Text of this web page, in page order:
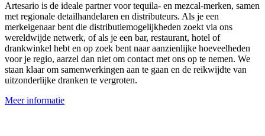
Artesario is de ideale partner voor tequila- en mezcal-merken, samen
met regionale detailhandelaren en distributeurs. Als je een
merkeigenaar bent die distributiemogelijkheden zoekt via ons
wereldwijde netwerk, of als je een bar, restaurant, hotel of
drankwinkel hebt en op zoek bent naar aanzienlijke hoeveelheden
voor je regio, aarzel dan niet om contact met ons op te nemen. We
staan klaar om samenwerkingen aan te gaan en de reikwijdte van
uitzonderlijke dranken te vergroten.
Meer informatie